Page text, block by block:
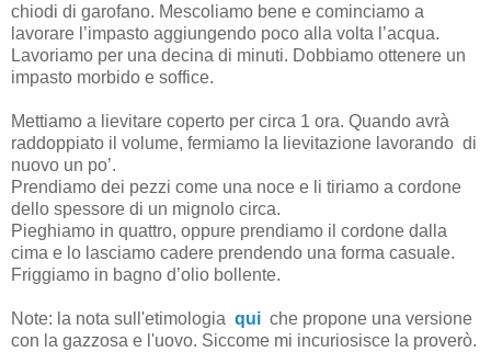
chiodi di garofano. Mescoliamo bene e cominciamo a
lavorare l’impasto aggiungendo poco alla volta l’acqua.
Lavoriamo per una decina di minuti. Dobbiamo ottenere un
impasto morbido e soffice.
Mettiamo a lievitare coperto per circa 1 ora. Quando avrà
raddoppiato il volume, fermiamo la lievitazione lavorando di
nuovo un po’.
Prendiamo dei pezzi come una noce e li tiriamo a cordone
dello spessore di un mignolo circa.
Pieghiamo in quattro, oppure prendiamo il cordone dalla
cima e lo lasciamo cadere prendendo una forma casuale.
Friggiamo in bagno d’olio bollente.
Note: la nota sull'etimologia qui che propone una versione
con la gazzosa e l'uovo. Siccome mi incuriosisce la proverò.